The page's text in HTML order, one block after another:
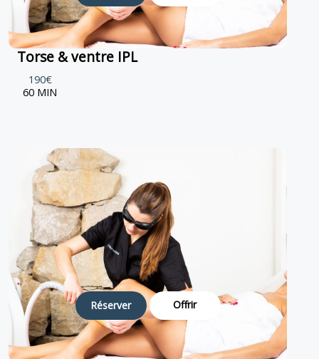
Torse & ventre IPL
190€
60 MIN
Réserver Offrir